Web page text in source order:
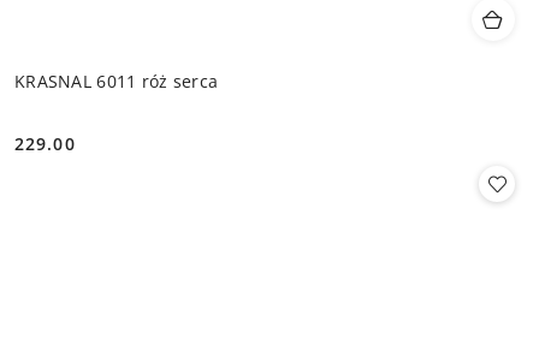
KRASNAL 6011 róż serca
Cena:
229.00